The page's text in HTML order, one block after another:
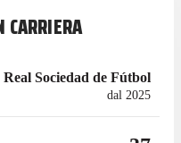
Real Sociedad de Fútbol
dal 2025